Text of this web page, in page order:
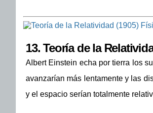
13. Teoría de la
Albert Einstein echa por tierra los
avanzarían más lentamente y las
y el espacio serían totalmente